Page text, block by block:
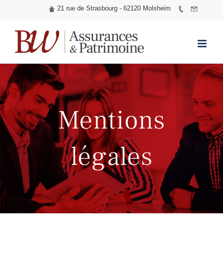
21 rue de Strasbourg - 62120 Molsheim
Skip
Mentions
légales